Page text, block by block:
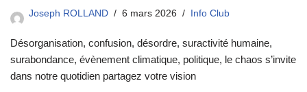
Joseph ROLLAND 6 mars 2026 Info Club
Désorganisation, confusion, désordre, suractivité humaine,
surabondance, évènement climatique, politique, le chaos s’invite
dans notre quotidien partagez votre vision